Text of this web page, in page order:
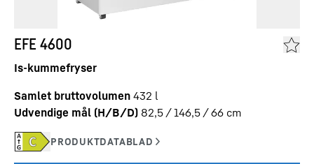
EFE 4600
Is-kummefryser
Samlet bruttovolumen 432 l
Udvendige mål (H/B/D) 82,5 / 146,5 / 66 cm